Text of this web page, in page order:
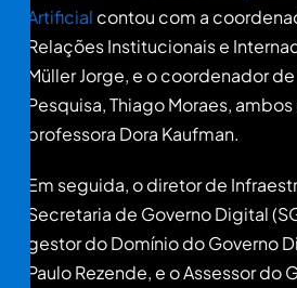
Artificial contou com a
Relações Institucionais e
Müller Jorge, e o coordenador
Pesquisa, Thiago Moraes,
professora Dora Kaufman.
Em seguida, o diretor de
Secretaria de Governo Digital
gestor do Domínio do Governo
Paulo Rezende, e o Assessor do